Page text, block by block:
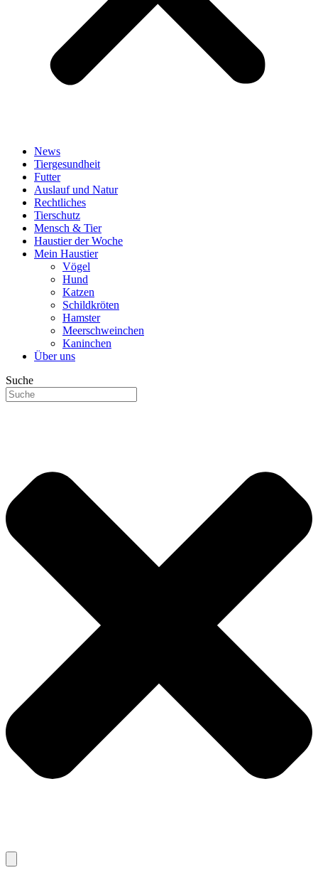
News
Tiergesundheit
Futter
Auslauf und Natur
Rechtliches
Tierschutz
Mensch & Tier
Haustier der Woche
Mein Haustier
Vögel
Hund
Katzen
Schildkröten
Hamster
Meerschweinchen
Kaninchen
Über uns
Suche